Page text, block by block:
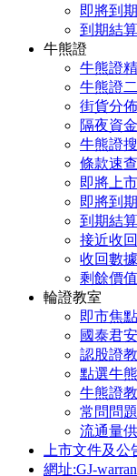
即將到期
到期結
牛熊證
牛熊證
牛熊證
街貨分
隔夜資
牛熊證
條款速查
即將上市
即將到期
到期結
接近收
收回數據
剩餘價值
輪證教室
即市焦點
國泰君
認股證
點選牛
牛熊證
常問問題
流通量
上市文件及公
網址:GJ-